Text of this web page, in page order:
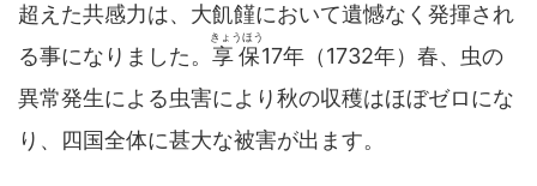
超えた共感力は、大飢饉において遺憾なく発揮され
る事になりました。 享保
きょうほう
17年（1732年）春、虫の
異常発生による虫害により秋の収穫はほぼゼロにな
り、四国全体に甚大な被害が出ます。